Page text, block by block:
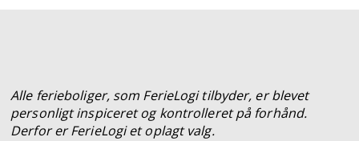
Alle ferieboliger, som FerieLogi tilbyder, er blevet
personligt inspiceret og kontrolleret på forhånd.
Derfor er FerieLogi et oplagt valg.